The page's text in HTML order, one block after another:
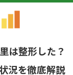
は整形した？
況を徹底解説